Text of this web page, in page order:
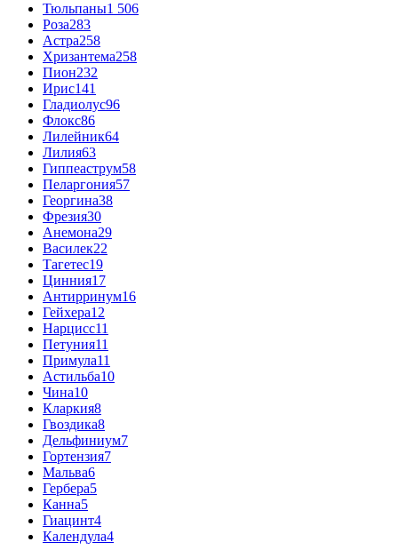
Тюльпаны1 506
Роза283
Астра258
Хризантема258
Пион232
Ирис141
Гладиолус96
Флокс86
Лилейник64
Лилия63
Гиппеаструм58
Пеларгония57
Георгина38
Фрезия30
Анемона29
Василек22
Тагетес19
Цинния17
Антирринум16
Гейхера12
Нарцисс11
Петуния11
Примула11
Астильба10
Чина10
Кларкия8
Гвоздика8
Дельфиниум7
Гортензия7
Мальва6
Гербера5
Канна5
Гиацинт4
Календула4